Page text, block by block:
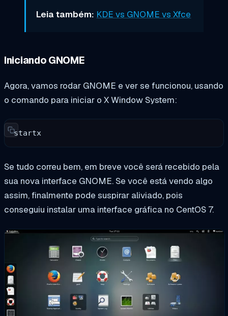
Leia também: KDE vs GNOME vs Xfce
Iniciando GNOME
Agora, vamos rodar GNOME e ver se funcionou, usando
o comando para iniciar o X Window System:
startx
Se tudo correu bem, em breve você será recebido pela
sua nova interface GNOME. Se você está vendo algo
assim, finalmente pode suspirar aliviado, pois
conseguiu instalar uma interface gráfica no CentOS 7.